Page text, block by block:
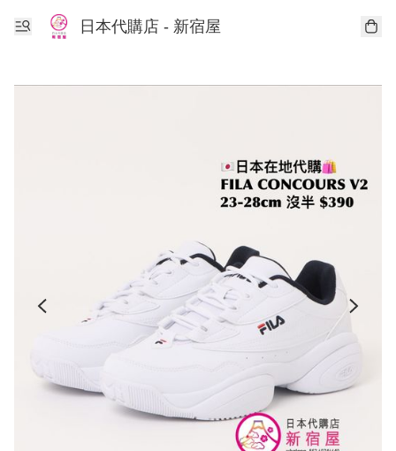
日本代購店 - 新宿屋